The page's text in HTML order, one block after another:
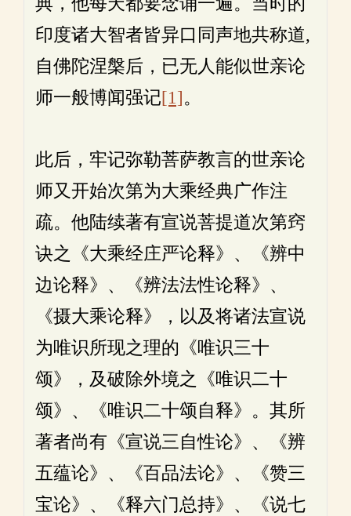
印度诸大智者皆异口同声地共称道,
自佛陀涅槃后，已无人能似世亲论
师一般博闻强记[1]。
此后，牢记弥勒菩萨教言的世亲论
师又开始次第为大乘经典广作注
疏。他陆续著有宣说菩提道次第窍
诀之《大乘经庄严论释》、《辨中
边论释》、《辨法法性论释》、
《摄大乘论释》，以及将诸法宣说
为唯识所现之理的《唯识三十
颂》，及破除外境之《唯识二十
颂》、《唯识二十颂自释》。其所
著者尚有《宣说三自性论》、《辨
五蕴论》、《百品法论》、《赞三
宝论》、《释六门总持》、《说七